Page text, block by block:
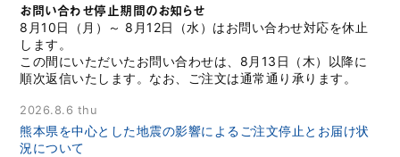
お問い合わせ停止期間のお知らせ
8月10日（月）～ 8月12日（水）はお問い合わせ対応を休止
します。
この間にいただいたお問い合わせは、8月13日（木）以降に
順次返信いたします。なお、ご注文は通常通り承ります。
2026.8.6 thu
熊本県を中心とした地震の影響によるご注文停止とお届け状
況について